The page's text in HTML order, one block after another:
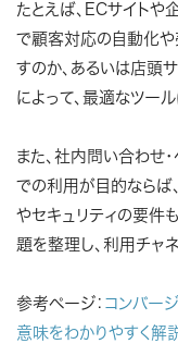
たとえば、ECサイトや
で顧客対応の自動化や
すのか、あるいは店頭
によって、最適なツール
また、社内問い合わせ
での利用が目的ならば
やセキュリティの要件
題を整理し、利用チャ
参考ページ： コンバー
意味をわかりやすく解